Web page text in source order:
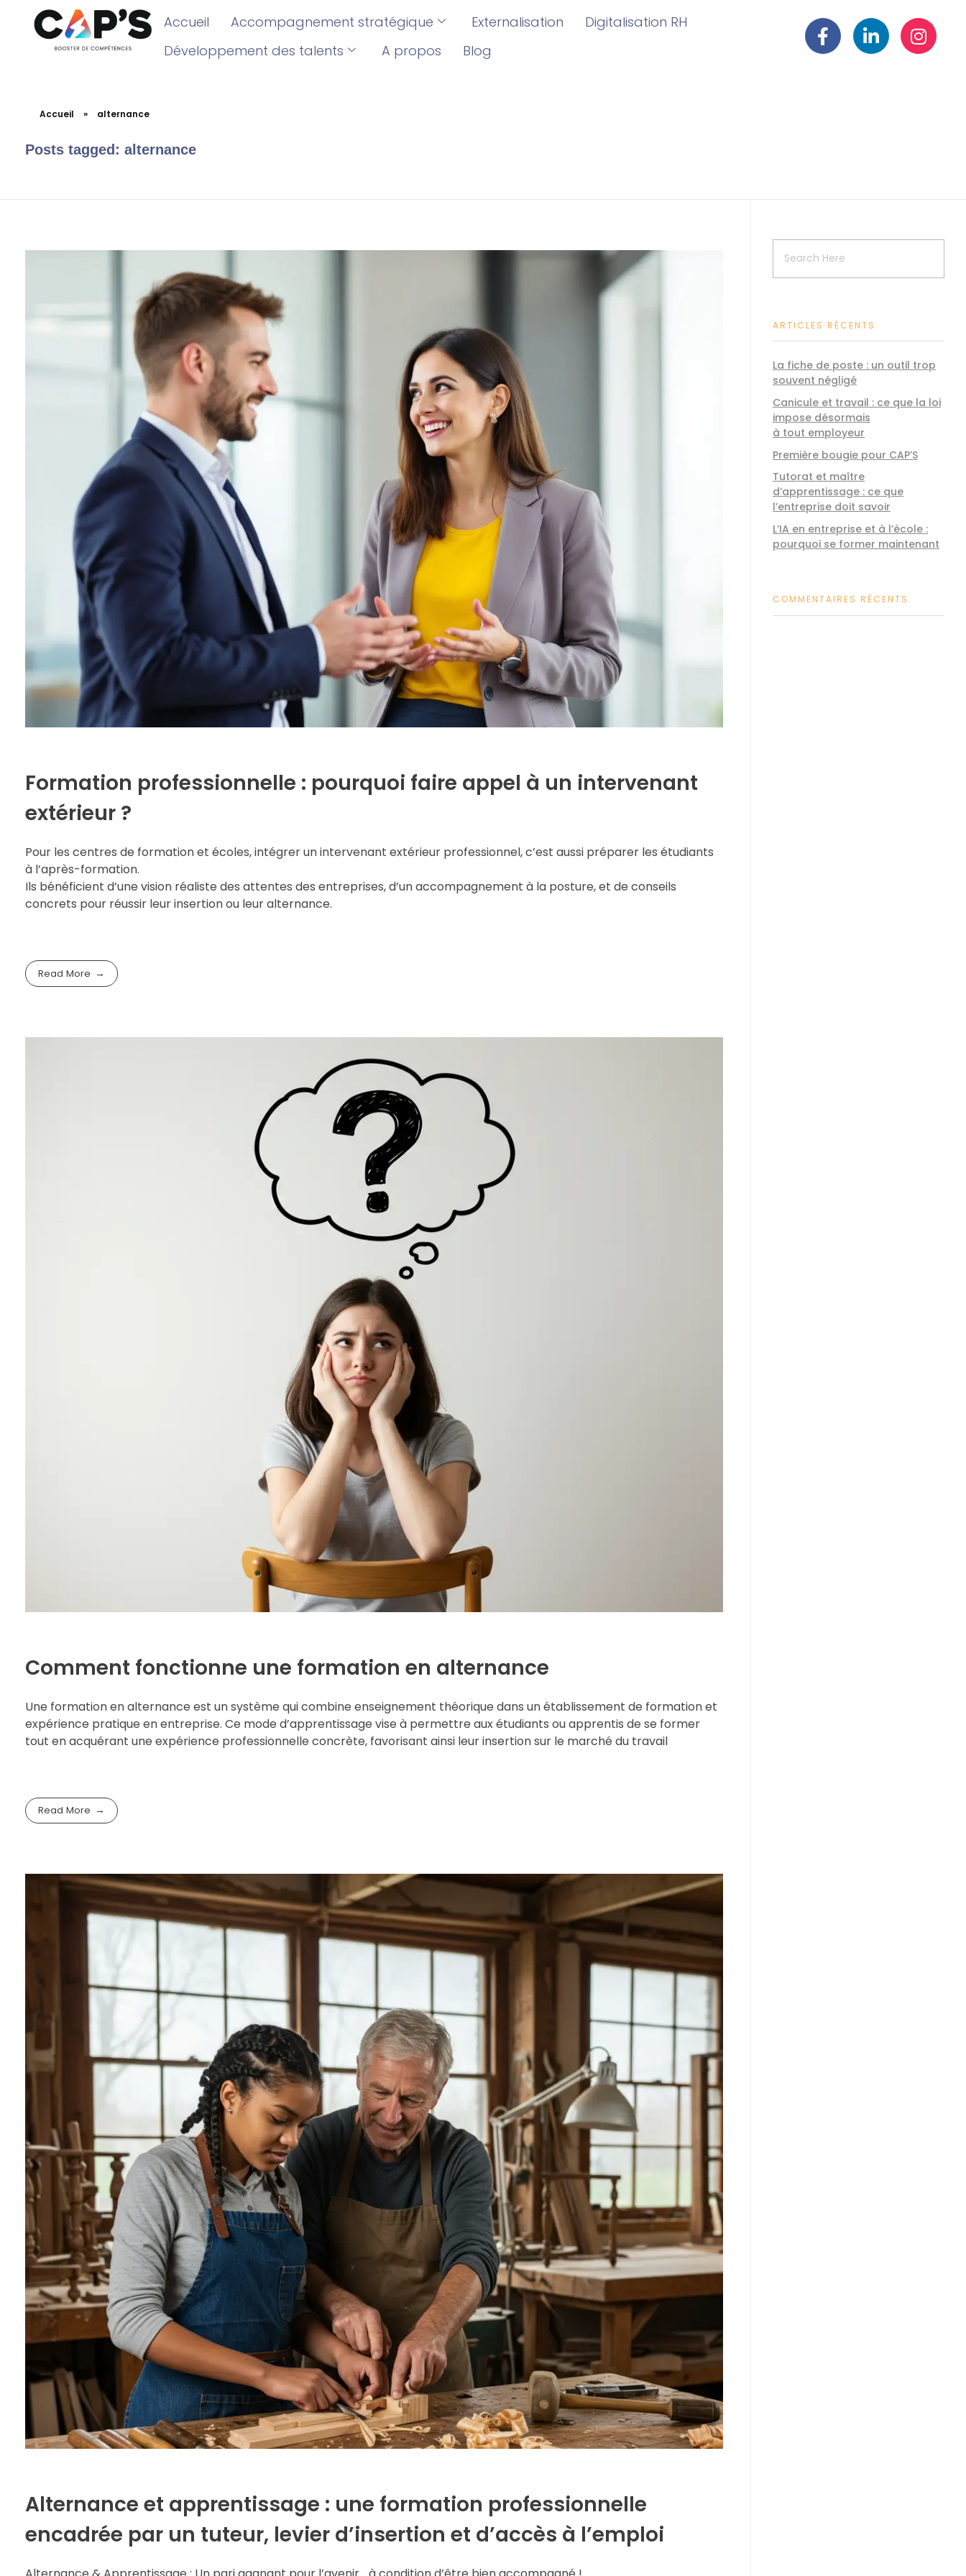
Accueil Accompagnement stratégique Externalisation
Digitalisation RH
Développement des talents
A propos Blog
Accueil » alternance
Posts tagged: alternance
Formation professionnelle : pourquoi faire appel à un intervenant
extérieur ?
Pour les centres de formation et écoles, intégrer un intervenant extérieur professionnel, c’est aussi préparer les étudiants
à l’après-formation.
Ils bénéficient d’une vision réaliste des attentes des entreprises, d’un accompagnement à la posture, et de conseils
concrets pour réussir leur insertion ou leur alternance.
Read More
Comment fonctionne une formation en alternance
Une formation en alternance est un système qui combine enseignement théorique dans un établissement de formation et
expérience pratique en entreprise. Ce mode d’apprentissage vise à permettre aux étudiants ou apprentis de se former
tout en acquérant une expérience professionnelle concrète, favorisant ainsi leur insertion sur le marché du travail
Read More
Alternance et apprentissage : une formation professionnelle
encadrée par un tuteur, levier d’insertion et d’accès à l’emploi
ARTICLES RÉCENTS
La fiche de poste : un outil trop
souvent négligé
Canicule et travail : ce que la loi
impose désormais
à tout employeur
Première bougie pour CAP’S
Tutorat et maître
d’apprentissage : ce que
l’entreprise doit savoir
L’IA en entreprise et à l’école :
pourquoi se former maintenant
COMMENTAIRES RÉCENTS